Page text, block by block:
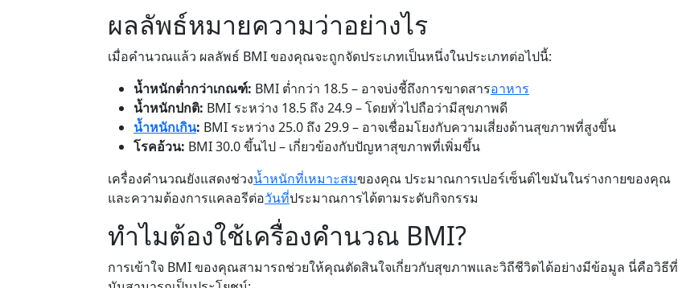
ผลลัพธ์หมายความว่าอย่างไร
เมื่อคำนวณแล้ว ผลลัพธ์ BMI ของคุณจะถูกจัดประเภทเป็นหนึ่งในประเภทต่อไปนี้:
น้ำหนักต่ำกว่าเกณฑ์: BMI ต่ำกว่า 18.5 – อาจบ่งชี้ถึงการขาดสารอาหาร
น้ำหนักปกติ: BMI ระหว่าง 18.5 ถึง 24.9 – โดยทั่วไปถือว่ามีสุขภาพดี
น้ำหนักเกิน: BMI ระหว่าง 25.0 ถึง 29.9 – อาจเชื่อมโยงกับความเสี่ยงด้านสุขภาพที่สูงขึ้น
โรคอ้วน: BMI 30.0 ขึ้นไป – เกี่ยวข้องกับปัญหาสุขภาพที่เพิ่มขึ้น
เครื่องคำนวณยังแสดงช่วงน้ำหนักที่เหมาะสมของคุณ ประมาณการเปอร์เซ็นต์ไขมันในร่างกายของคุณ
และความต้องการแคลอรีต่อวันที่ประมาณการได้ตามระดับกิจกรรม
ทำไมต้องใช้เครื่องคำนวณ BMI?
การเข้าใจ BMI ของคุณสามารถช่วยให้คุณตัดสินใจเกี่ยวกับสุขภาพและวิถีชีวิตได้อย่างมีข้อมูล นี่คือวิธีที่